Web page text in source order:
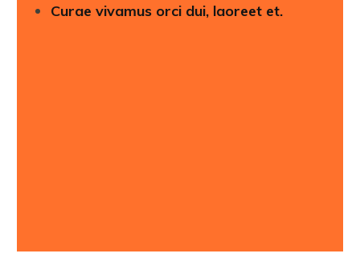
Curae vivamus orci dui, laoreet et.